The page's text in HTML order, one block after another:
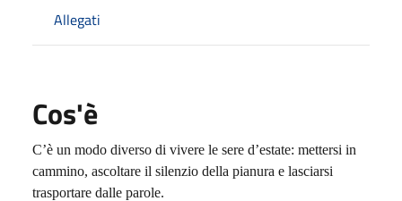
Allegati
Cos'è
C’è un modo diverso di vivere le sere d’estate: mettersi in
cammino, ascoltare il silenzio della pianura e lasciarsi
trasportare dalle parole.